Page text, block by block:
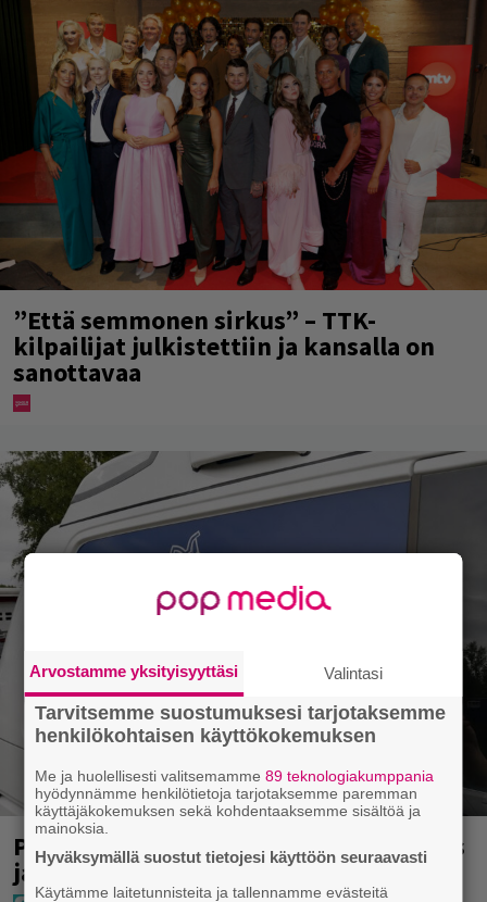
”Että semmonen sirkus” – TTK-
kilpailijat julkistettiin ja kansalla on
sanottavaa
Poliisilla tehovalvonta – tästä kysymys
ja näin kauan kestää
Arvostamme yksityisyyttäsi Valintasi
Tarvitsemme suostumuksesi tarjotaksemme
henkilökohtaisen käyttökokemuksen
Me ja huolellisesti valitsemamme89 teknologiakumppania
hyödynnämme henkilötietoja tarjotaksemme paremman
käyttäjäkokemuksen sekä kohdentaaksemme sisältöä ja
mainoksia.
Hyväksymällä suostut tietojesi käyttöön seuraavasti
Käytämme laitetunnisteita ja tallennamme evästeitä